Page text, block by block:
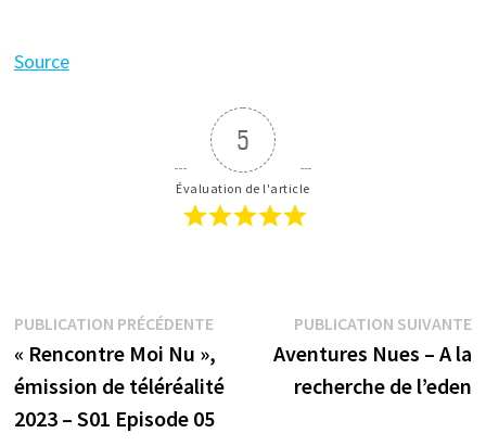
Source
5
Évaluation de l'article
Navigation
de
l’article
PUBLICATION PRÉCÉDENTEPublication
précédente :
« Rencontre Moi Nu »,
émission de téléréalité
2023 – S01 Episode 05
PUBLICATION SUIVANTE
Aventures Nues – A la
recherche de l’eden